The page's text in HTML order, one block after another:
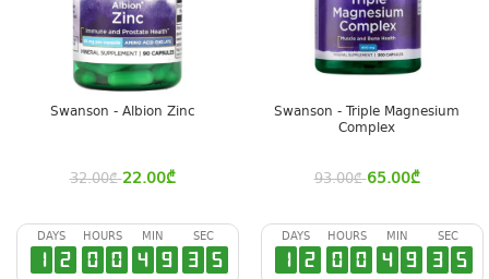
Swanson - Albion Zinc
32.00₾ 22.00₾
Swanson - Triple Magnesium
Complex
93.00₾ 65.00₾
DAYS
1 2
HOURS
0 0
MIN
4 9
SEC
3 4
DAYS
1 2
HOURS
0 0
MIN
4 9
SEC
3 4